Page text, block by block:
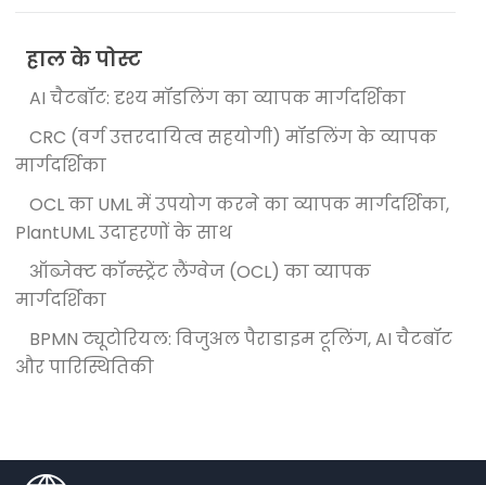
हाल के पोस्ट
AI चैटबॉट: दृश्य मॉडलिंग का व्यापक मार्गदर्शिका
CRC (वर्ग उत्तरदायित्व सहयोगी) मॉडलिंग के व्यापक
मार्गदर्शिका
OCL का UML में उपयोग करने का व्यापक मार्गदर्शिका,
PlantUML उदाहरणों के साथ
ऑब्जेक्ट कॉन्स्ट्रेंट लैंग्वेज (OCL) का व्यापक
मार्गदर्शिका
BPMN ट्यूटोरियल: विजुअल पैराडाइम टूलिंग, AI चैटबॉट
और पारिस्थितिकी